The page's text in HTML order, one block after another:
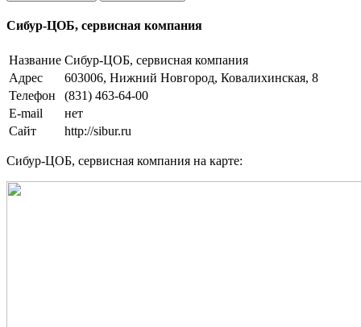
Сибур-ЦОБ, сервисная компания
Название Сибур-ЦОБ, сервисная компания
Адрес
603006, Нижний Новгород, Ковалихинская, 8
Телефон
(831) 463-64-00
E-mail
нет
Сайт
http://sibur.ru
Сибур-ЦОБ, сервисная компания на карте: